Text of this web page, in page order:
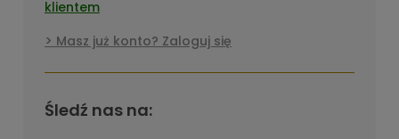
klientem
Masz już konto? Zaloguj się
Śledź nas na: